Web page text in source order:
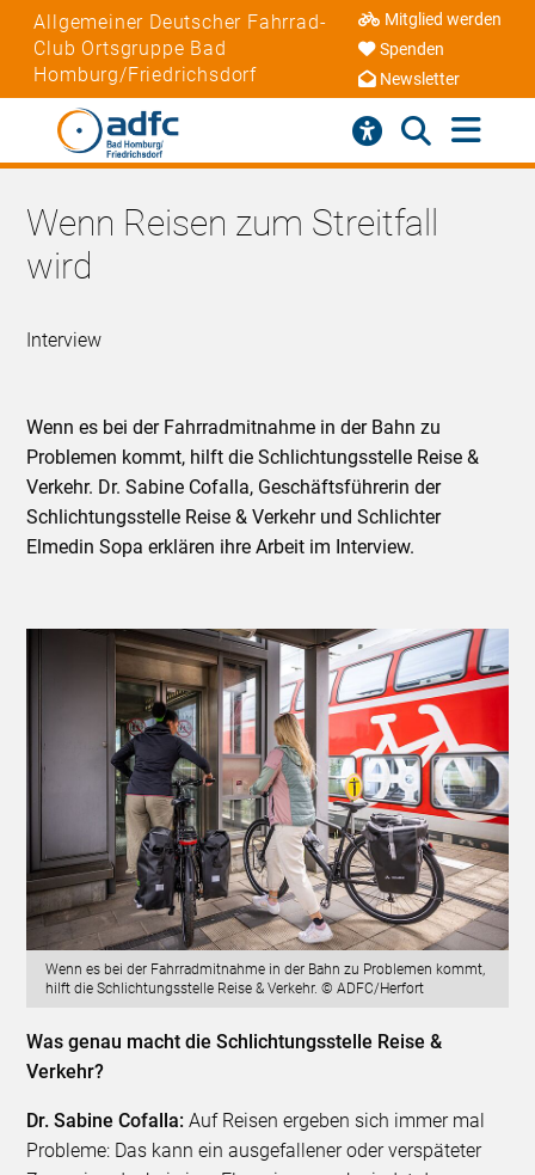
Allgemeiner Deutscher Fahrrad-
Club Ortsgruppe Bad
Homburg/Friedrichsdorf
Mitglied werden
Spenden
Newsletter
Wenn Reisen zum Streitfall
wird
Interview
Wenn es bei der Fahrradmitnahme in der Bahn zu
Problemen kommt, hilft die Schlichtungsstelle Reise &
Verkehr. Dr. Sabine Cofalla, Geschäftsführerin der
Schlichtungsstelle Reise & Verkehr und Schlichter
Elmedin Sopa erklären ihre Arbeit im Interview.
Wenn es bei der Fahrradmitnahme in der Bahn zu Problemen kommt,
hilft die Schlichtungsstelle Reise & Verkehr. © ADFC/Herfort
Was genau macht die Schlichtungsstelle Reise &
Verkehr?
Dr. Sabine Cofalla:Auf Reisen ergeben sich immer mal
Probleme: Das kann ein ausgefallener oder verspäteter